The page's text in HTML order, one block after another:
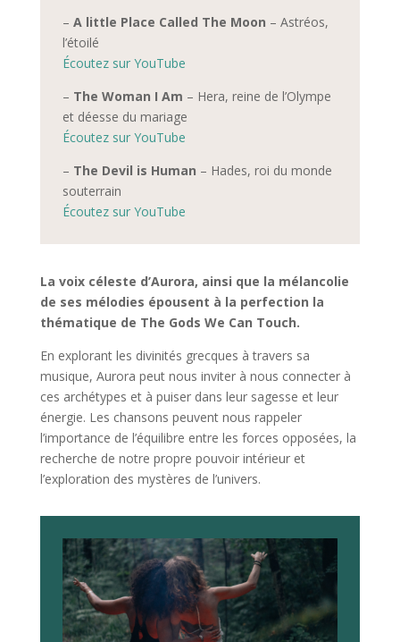
– A little Place Called The Moon – Astréos,
l’étoilé
Écoutez sur YouTube
– The Woman I Am – Hera, reine de l’Olympe
et déesse du mariage
Écoutez sur YouTube
– The Devil is Human – Hades, roi du monde
souterrain
Écoutez sur YouTube
La voix céleste d’Aurora, ainsi que la mélancolie
de ses mélodies épousent à la perfection la
thématique de The Gods We Can Touch.
En explorant les divinités grecques à travers sa
musique, Aurora peut nous inviter à nous connecter à
ces archétypes et à puiser dans leur sagesse et leur
énergie. Les chansons peuvent nous rappeler
l’importance de l’équilibre entre les forces opposées, la
recherche de notre propre pouvoir intérieur et
l’exploration des mystères de l’univers.